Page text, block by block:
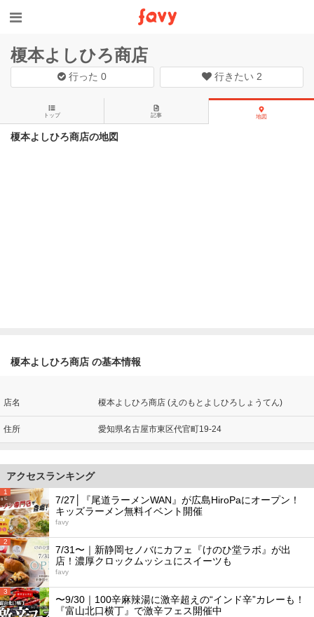
榎本よしひろ商店
行った0 行きたい 2
トップ 記事 地図
榎本よしひろ商店の地図
榎本よしひろ商店 の基本情報
店名 榎本よしひろ商店 (えのもとよしひろしょうてん)
住所 愛知県名古屋市東区代官町19-24
アクセスランキング
1
7/27│『尾道ラーメンWAN』が広島HiroPaにオープン！
キッズラーメン無料イベント開催
favy
2
7/31〜｜新静岡セノバにカフェ『けのひ堂ラボ』が出
店！濃厚クロックムッシュにスイーツも
favy
3
〜9/30｜100辛麻辣湯に激辛超えの“インド辛”カレーも！
『富山北口横丁』で激辛フェス開催中